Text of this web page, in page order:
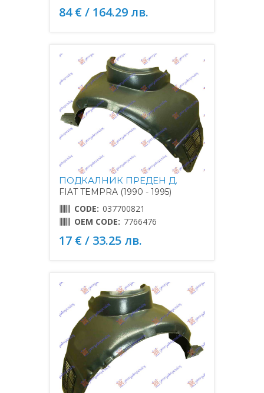
84 € / 164.29 лв.
ПОДКАЛНИК ПРЕДЕН Д.
FIAT TEMPRA (1990 - 1995)
CODE: 037700821
OEM CODE: 7766476
17 € / 33.25 лв.